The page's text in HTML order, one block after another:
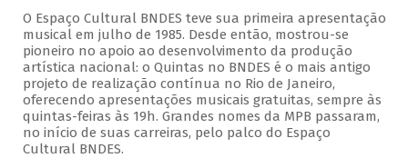
O Espaço Cultural BNDES teve sua primeira apresentação
musical em julho de 1985. Desde então, mostrou-se
pioneiro no apoio ao desenvolvimento da produção
artística nacional: o Quintas no BNDES é o mais antigo
projeto de realização contínua no Rio de Janeiro,
oferecendo apresentações musicais gratuitas, sempre às
quintas-feiras às 19h. Grandes nomes da MPB passaram,
no início de suas carreiras, pelo palco do Espaço
Cultural BNDES.